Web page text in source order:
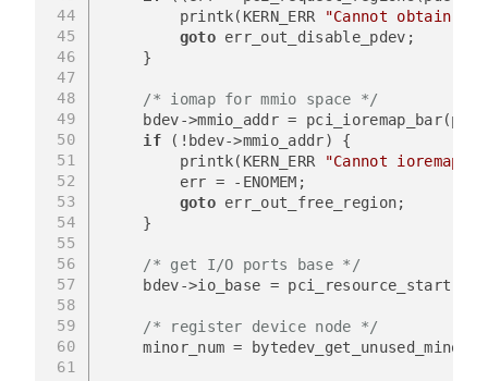
44
45
46
47
48
49
50
51
52
53
54
55
56
57
58
59
60
61
        printk(KERN_ERR
"Cannot obtain
goto err_out_disable_pdev;
    }
/* iomap for mmio space */
bdev->mmio_addr =
if (!bdev->mmio_addr) {
        printk(KERN_ERR
"Cannot ioremap
        err = -ENOMEM;
goto err_out_free_region;
    }
/* get I/O ports base */
bdev->io_base =
/* register device node */
minor_num =